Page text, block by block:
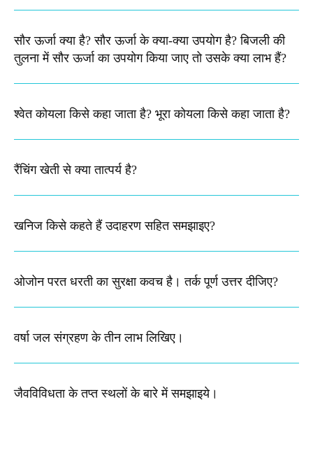
सौर ऊर्जा क्या है? सौर ऊर्जा के क्या-क्या उपयोग है? बिजली की
तुलना में सौर ऊर्जा का उपयोग किया जाए तो उसके क्या लाभ हैं?
श्वेत कोयला किसे कहा जाता है? भूरा कोयला किसे कहा जाता है?
रैंचिंग खेती से क्या तात्पर्य है?
खनिज किसे कहते हैं उदाहरण सहित समझाइए?
ओजोन परत धरती का सुरक्षा कवच है। तर्क पूर्ण उत्तर दीजिए?
वर्षा जल संग्रहण के तीन लाभ लिखिए।
जैवविविधता के तप्त स्थलों के बारे में समझाइये।